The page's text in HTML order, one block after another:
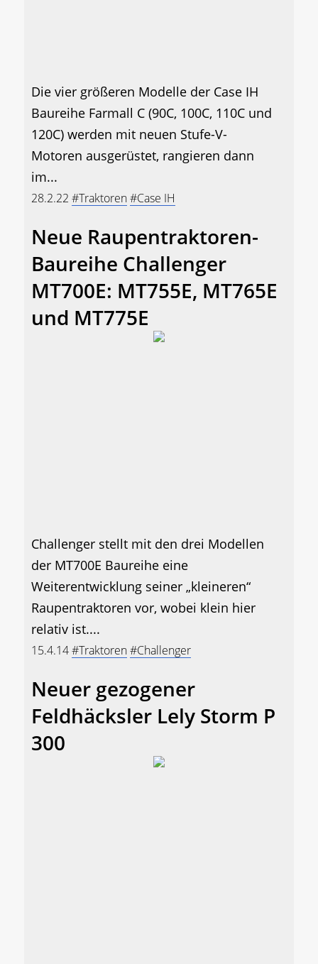
Die vier größeren Modelle der Case IH
Baureihe Farmall C (90C, 100C, 110C und
120C) werden mit neuen Stufe-V-
Motoren ausgerüstet, rangieren dann
im...
28.2.22 #Traktoren#Case IH
Neue Raupentraktoren-
Baureihe Challenger
MT700E: MT755E, MT765E
und MT775E
Challenger stellt mit den drei Modellen
der MT700E Baureihe eine
Weiterentwicklung seiner „kleineren“
Raupentraktoren vor, wobei klein hier
relativ ist....
15.4.14#Traktoren#Challenger
Neuer gezogener
Feldhäcksler Lely Storm P
300